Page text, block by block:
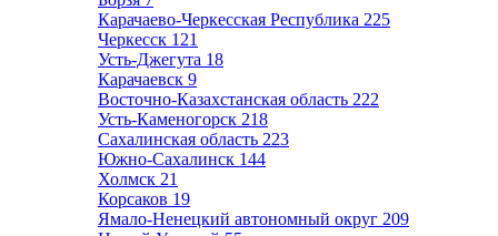
Карачаево-Черкесская Республика 225
Черкесск 121
Усть-Джегута 18
Карачаевск 9
Восточно-Казахстанская область 222
Усть-Каменогорск 218
Сахалинская область 223
Южно-Сахалинск 144
Холмск 21
Корсаков 19
Ямало-Ненецкий автономный округ 209